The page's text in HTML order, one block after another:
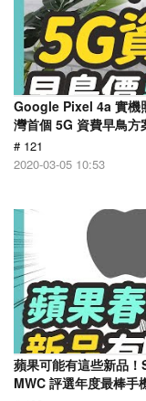
Google Pixel 4a 實機
灣首個 5G 資費早鳥
# 121
2020-03-05 10:53
蘋果可能有這些新品
MWC 評選年度最棒手